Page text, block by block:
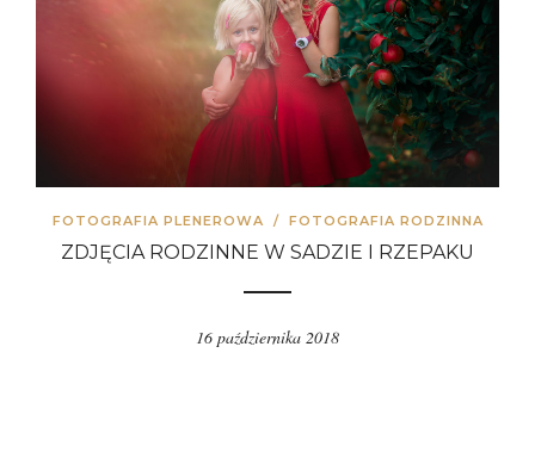
FOTOGRAFIA PLENEROWA / FOTOGRAFIA RODZINNA
ZDJĘCIA RODZINNE W SADZIE I RZEPAKU
16 października 2018